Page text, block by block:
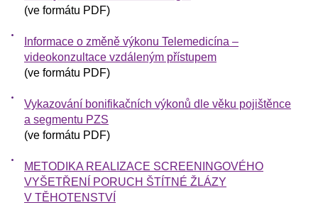
(ve formátu PDF)
Informace o změně výkonu Telemedicína –
videokonzultace vzdáleným přístupem
(ve formátu PDF)
Vykazování bonifikačních výkonů dle věku pojištěnce
a segmentu PZS
(ve formátu PDF)
METODIKA REALIZACE SCREENINGOVÉHO
VYŠETŘENÍ PORUCH ŠTÍTNÉ ŽLÁZY
V TĚHOTENSTVÍ